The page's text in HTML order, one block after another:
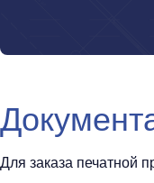
Для заказа печатной